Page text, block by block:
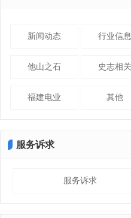
新闻动态 行业信息
他山之石 史志相关
福建电业 其他
服务诉求
服务诉求